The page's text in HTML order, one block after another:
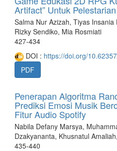
Artifact” Untuk
Salma Nur Azizah, Tiyas
Rizky Sendiko, Mia Rosmiati
427-434
DOI : https://doi.org/
PDF
Penerapan Algoritma
Prediksi Emosi Musik
Fitur Audio Spotify
Nabila Defany Marsya,
Dzakyananta, Khusnatul
435-440